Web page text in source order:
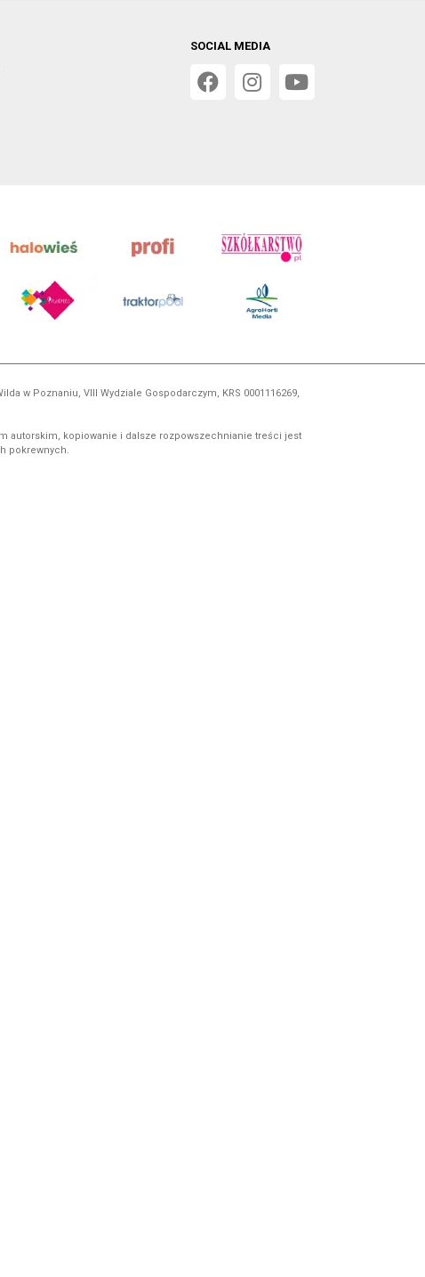
SOCIAL MEDIA
w Poznaniu, VIII Wydziale Gospodarczym, KRS 0001116269,
autorskim, kopiowanie i dalsze rozpowszechnianie treści jest
pokrewnych.